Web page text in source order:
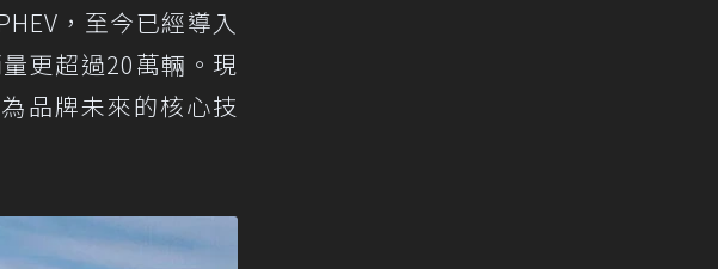
，至今已經導入
更超過20萬輛。現
品牌未來的核心技